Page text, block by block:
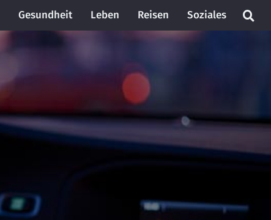
Gesundheit Leben Reisen Soziales